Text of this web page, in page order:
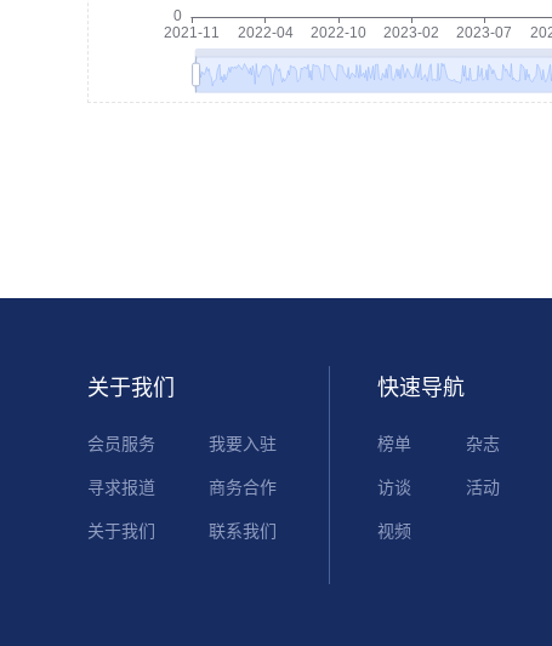
关于我们
会员服务 我要入驻
寻求报道 商务合作
关于我们 联系我们
快速导航
榜单 杂志
访谈 活动
视频